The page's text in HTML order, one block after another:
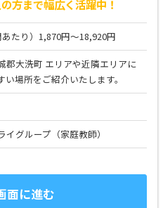
方まで幅広く活躍中！
たり）1,870円～18,920円
郡大洗町 エリアや近隣エリアに
い場所をご紹介いたします。
イグループ（家庭教師）
面に進む